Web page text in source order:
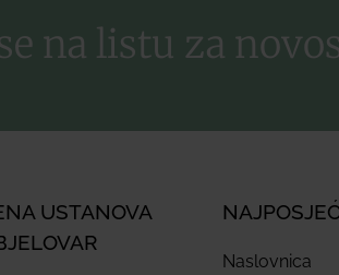
na listu za
USTANOVA
Naslovnica